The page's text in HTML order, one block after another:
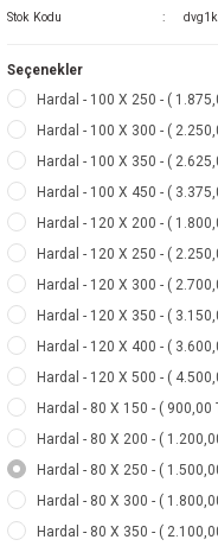
Stok Kodu
Seçenekler
Hardal - 100 X 250 - (
Hardal - 100 X 300 - (
Hardal - 100 X 350 - (
Hardal - 100 X 450 - (
Hardal - 120 X 200 - (
Hardal - 120 X 250 - (
Hardal - 120 X 300 - (
Hardal - 120 X 350 - (
Hardal - 120 X 400 - (
Hardal - 120 X 500 - (
Hardal - 80 X 150 - ( 900,00
Hardal - 80 X 200 - (
Hardal - 80 X 250 - (
Hardal - 80 X 300 - (
Hardal - 80 X 350 - (